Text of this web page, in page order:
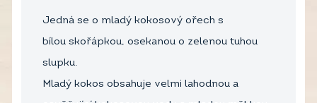
Jedná se o mladý kokosový ořech s
bílou skořápkou, osekanou o zelenou tuhou
slupku.
Mladý kokos obsahuje velmi lahodnou a